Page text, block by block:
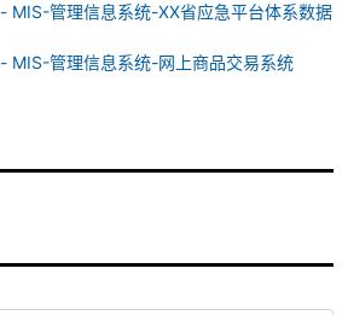
MIS-管理信息系统-XX省应急平台体系数据
MIS-管理信息系统-网上商品交易系统